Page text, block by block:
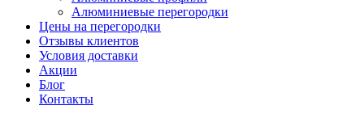
Алюминиевые перегородки
Цены на перегородки
Отзывы клиентов
Условия доставки
Акции
Блог
Контакты